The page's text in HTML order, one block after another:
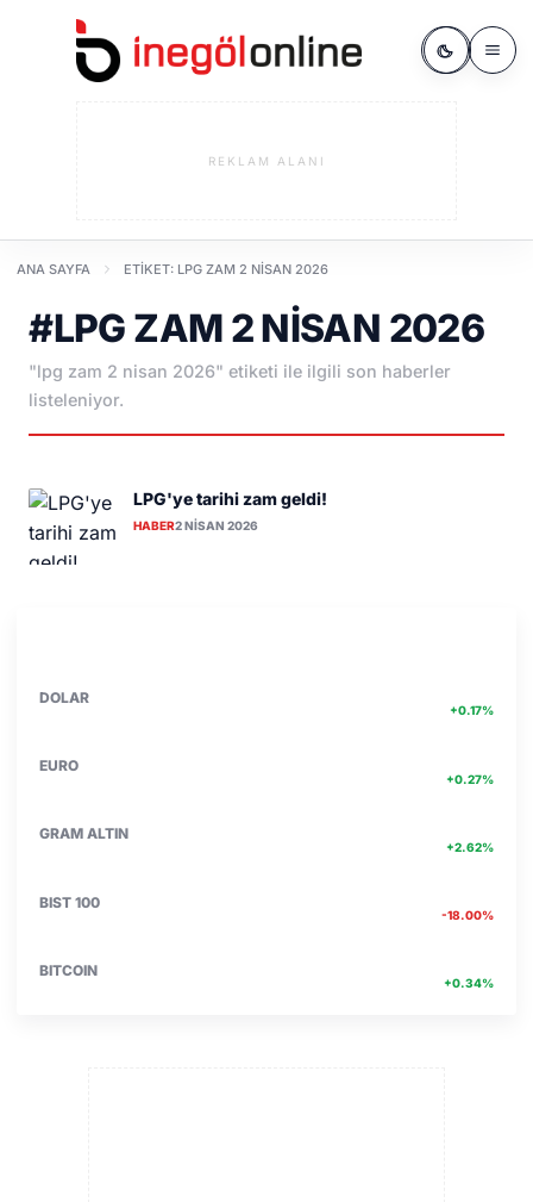
REKLAM ALANI
ANA SAYFA ETIKET: LPG ZAM 2 NISAN 2026
#LPG ZAM 2 NISAN 2026
"lpg zam 2 nisan 2026" etiketi ile ilgili son haberler
listeleniyor.
LPG'ye tarihi zam geldi!
HABER2 NISAN 2026
DOLAR
+0.17%
EURO
+0.27%
GRAM ALTIN
+2.62%
BIST 100
-18.00%
BITCOIN
+0.34%